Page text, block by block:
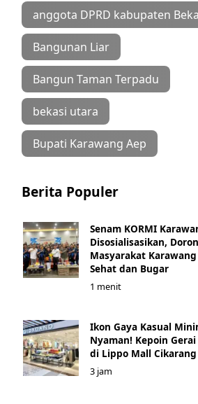
anggota DPRD kabupaten
Bangunan Liar
Bangun Taman Terpadu
bekasi utara
Bupati Karawang Aep
Berita Populer
Senam KORMI
Disosialisasikan,
Masyarakat
Sehat dan Bugar
1 menit
Ikon Gaya Kasual
Nyaman! Kepoin
di Lippo Mall Cikarang
3 jam